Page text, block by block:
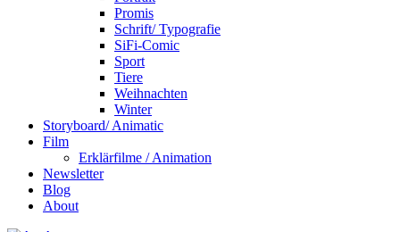
Promis
Schrift/ Typografie
SiFi-Comic
Sport
Tiere
Weihnachten
Winter
Storyboard/ Animatic
Film
Erklärfilme / Animation
Newsletter
Blog
About